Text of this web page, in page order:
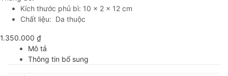
Kích thước phủ bì: 10 x 2 x 12 cm
Chất liệu: Da thuộc
1.350.000 ₫
Mô tả
Thông tin bổ sung